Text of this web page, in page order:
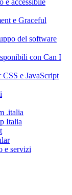
e accessibile
e Graceful
del software
con Can I
CSS e JavaScript
.italia
Italia
e servizi